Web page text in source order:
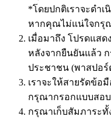
*โดยปกติเราจะดำ
หากคุณไม่แน่ใจกรุ
เมื่อมาถึง โปรดแส
หลังจากยืนยันแล้ว
ประชาชน (พาสปอร์
เราจะให้สายรัดข้อ
กรุณากรอกแบบสอบ
กรุณาเก็บสัมภาระ